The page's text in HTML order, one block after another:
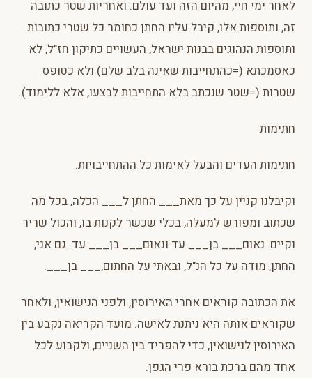
לאחר ימי חיי, מהיום הזה ועד עולם. ואחריות שטר כתובה
זה, ותוספות אלו, קיבל עליו החתן כחומר כל שטרי כתובות
ותוספות הנהוגים בבנות ישראל, העשויים כתיקון חז"ל, לא
כאסמכתא (=כהתחייבות שאינה בלב שלם) ולא כטופס
שטרות (=שטר שנכתב בלא התחייבות לבצעו, אלא ללימוד).
חתימות
חתימות העדים והבעל לאימות כל ההתחייבויות.
וקיבלנו קניין על כך מאת___ החתן ל___ הכלה, בכל מה
שכתוב ומפורש למעלה, בכלי שכשר לקנות בו, והכול שריר
וקיים. נאום___ בן___ עד ונאום___ בן___ עד. גם אני,
החתן, מודה על כל הנ"ל, ובאתי על החתום,___ בן___.
את הכתובה קוראים אחרי האירוסין, ולפני הנישואין, ולאחר
שקוראים אותה היא ניתנת לאישה. מועד הקריאה נקבע בין
האירוסין לנישואין, כדי להפריד בין השניים, ולקבוע לכל
אחד מהם ברכת בורא פרי הגפן.